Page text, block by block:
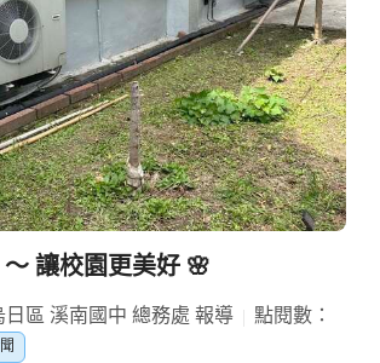
讓校園更美好 🌸
日區 溪南國中 總務處 報導
點閱數：